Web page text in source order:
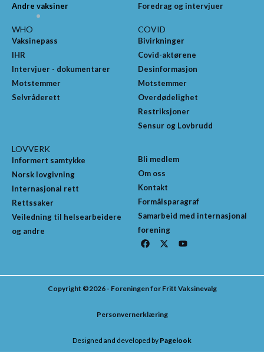
Andre vaksiner
Foredrag og intervjuer
WHO
Vaksinepass
IHR
Intervjuer - dokumentarer
Motstemmer
Selvråderett
COVID
Bivirkninger
Covid-aktørene
Desinformasjon
Motstemmer
Overdødelighet
Restriksjoner
Sensur og Lovbrudd
LOVVERK
Informert samtykke
Norsk lovgivning
Internasjonal rett
Rettssaker
Veiledning til helsearbeidere
og andre
Bli medlem
Om oss
Kontakt
Formålsparagraf
Samarbeid med internasjonal
forening
F
a
b
o
X
-
i
t
t
Y
o
u
b
e
Copyright ©2026 - Foreningen for Fritt Vaksinevalg
Personvernerklæring
Designed and developed by Pagelook